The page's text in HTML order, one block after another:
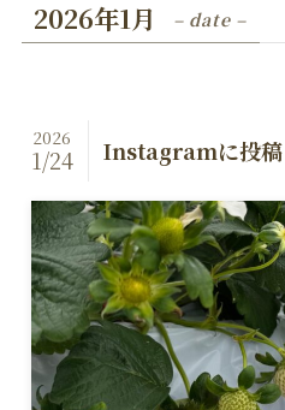
2026年1月 – date –
Instagramに投稿
2026
1/24